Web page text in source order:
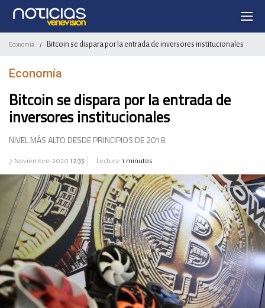
Economía / Bitcoin se dispara por la entrada de inversores institucionales
Economía
Bitcoin se dispara por la entrada de
inversores institucionales
NIVEL MÁS ALTO DESDE PRINCIPIOS DE 2018
7-Noviembre-2020 12:35 Lectura: 1 minutos